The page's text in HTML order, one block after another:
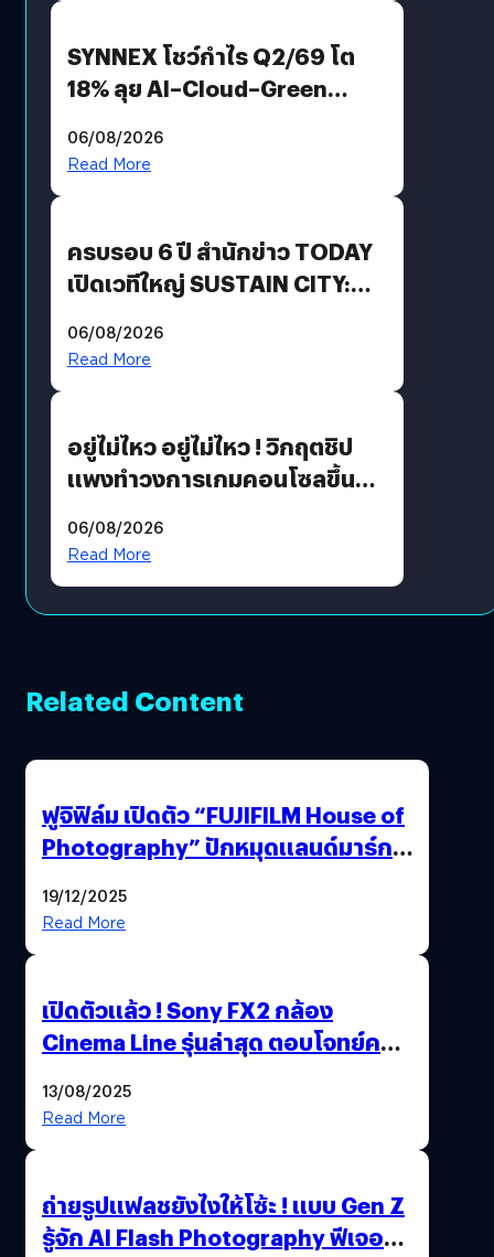
SYNNEX โชว์กำไร Q2/69 โต
18% ลุย AI–Cloud–Green
Revenue เร่งเครื่อง New
06/08/2026
Read More
ครบรอบ 6 ปี สำนักข่าว TODAY
เปิดเวทีใหญ่ SUSTAIN CITY:
แนวทางปรับตัวสู่เศรษฐกิจสี
06/08/2026
Read More
อยู่ไม่ไหว อยู่ไม่ไหว ! วิกฤตชิป
แพงทำวงการเกมคอนโซลขึ้น
?
06/08/2026
Read More
Related Content
ฟูจิฟิล์ม เปิดตัว “FUJIFILM House of
Photography” ปักหมุดแลนด์มาร์ก
19/12/2025
Read More
เปิดตัวแล้ว ! Sony FX2 กล้อง
Cinema Line รุ่นล่าสุด ตอบโจทย์ครี
13/08/2025
Read More
ถ่ายรูปแฟลชยังไงให้โซ้ะ ! แบบ Gen Z
รู้จัก AI Flash Photography ฟีเจอร์